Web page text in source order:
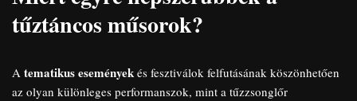
tűztáncos műsorok?
A tematikus események és fesztiválok felfutásának köszönhetően
az olyan különleges performanszok, mint a tűzzsonglőr